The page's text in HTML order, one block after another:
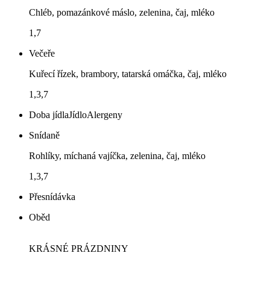
Chléb, pomazánkové máslo, zelenina, čaj, mléko
1,7
Večeře
Kuřecí řízek, brambory, tatarská omáčka, čaj, mléko
1,3,7
Doba jídlaJídloAlergeny
Snídaně
Rohlíky, míchaná vajíčka, zelenina, čaj, mléko
1,3,7
Přesnídávka
Oběd
KRÁSNÉ PRÁZDNINY